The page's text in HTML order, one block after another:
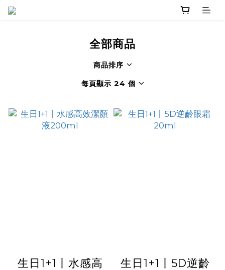
全部商品
商品排序
每頁顯示 24 個
生日1+1丨水感高
生日1+1丨5D逆齡